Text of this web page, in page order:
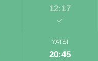
12:17
YATSI
20:45